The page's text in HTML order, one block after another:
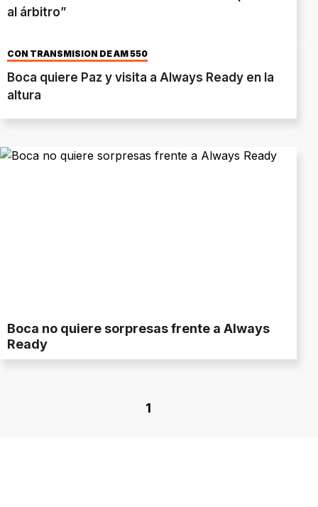
al árbitro”
CON TRANSMISIÓN DE AM 550
Boca quiere Paz y visita a Always Ready en la
altura
Boca no quiere sorpresas frente a Always
Ready
1